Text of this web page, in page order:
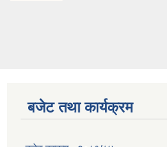
बजेट तथा कार्यक्रम